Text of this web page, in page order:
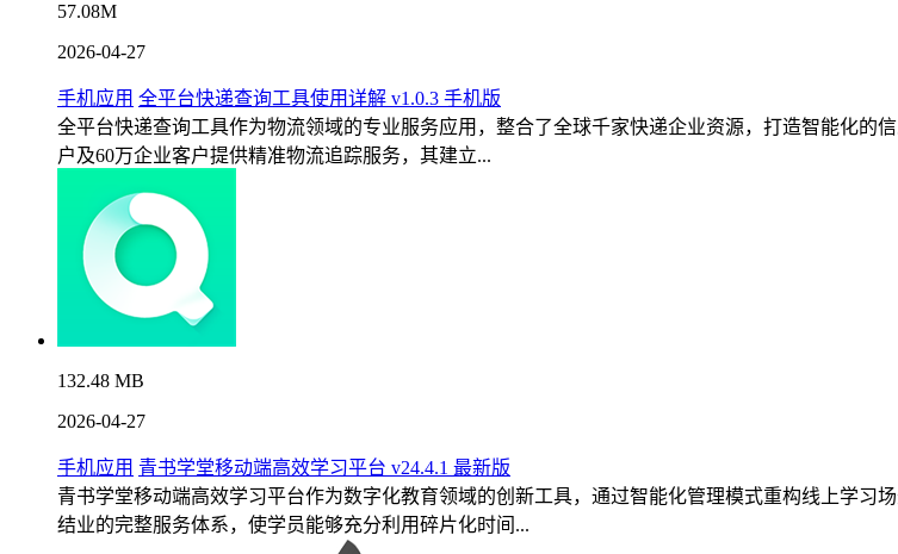
57.08M
2026-04-27
手机应用 全平台快递查询工具使用详解 v1.0.3 手机版
全平台快递查询工具作为物流领域的专业服务应用，整合了全球千家快递企业资源，打造智能化的
户及60万企业客户提供精准物流追踪服务，其建立...
132.48 MB
2026-04-27
手机应用 青书学堂移动端高效学习平台 v24.4.1 最新版
青书学堂移动端高效学习平台作为数字化教育领域的创新工具，通过智能化管理模式重构线上学
结业的完整服务体系，使学员能够充分利用碎片化时间...